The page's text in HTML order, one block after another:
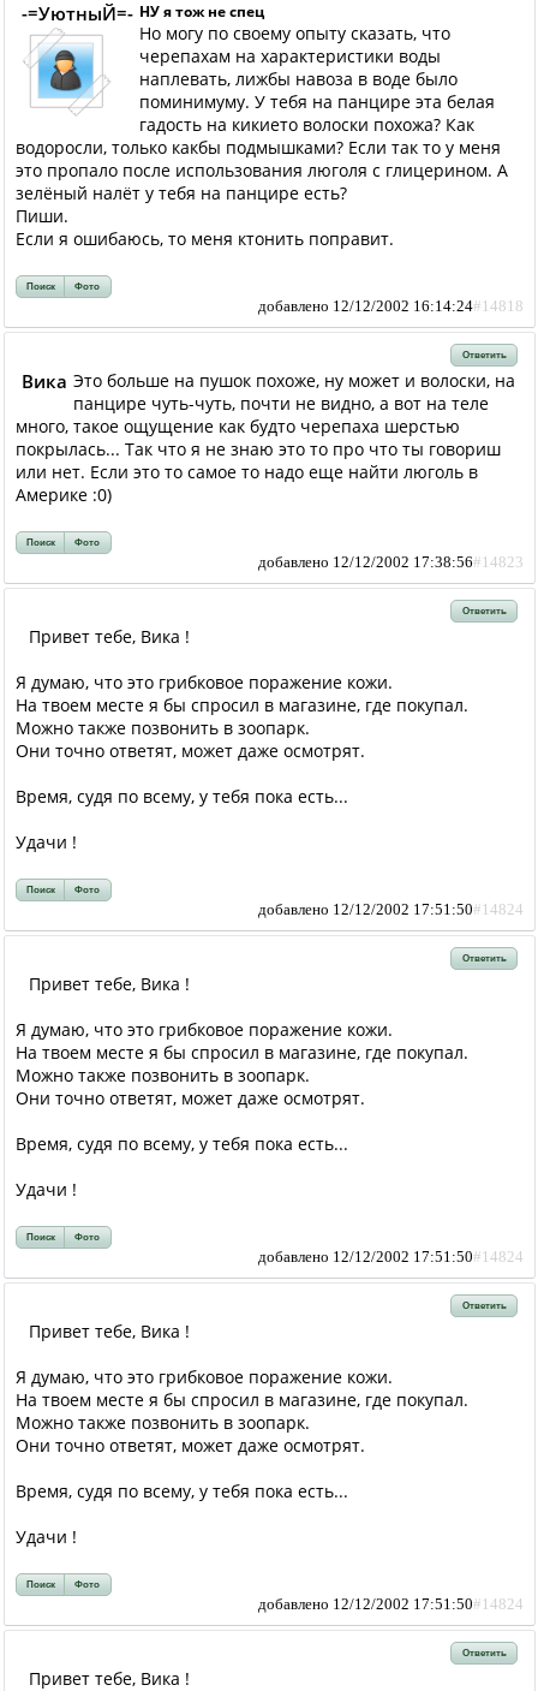
-=УютныЙ=- НУ я тож не спец
Но могу по своему опыту сказать, что
черепахам на характеристики воды
наплевать, лижбы навоза в воде было
поминимуму. У тебя на панцире эта белая
гадость на кикието волоски похожа? Как
водоросли, только какбы подмышками? Если так то у меня
это пропало после использования люголя с глицерином. А
зелёный налёт у тебя на панцире есть?
Пиши.
Если я ошибаюсь, то меня ктонить поправит.
Поиск Фото
добавлено 12/12/2002 16:14:24#14818
Ответить
Вика Это больше на пушок похоже, ну может и волоски, на
панцире чуть-чуть, почти не видно, а вот на теле
много, такое ощущение как будто черепаха шерстью
покрылась... Так что я не знаю это то про что ты говориш
или нет. Если это то самое то надо еще найти люголь в
Америке :0)
Поиск Фото
добавлено 12/12/2002 17:38:56#14823
Ответить
Привет тебе, Вика !
Я думаю, что это грибковое поражение кожи.
На твоем месте я бы спросил в магазине, где покупал.
Можно также позвонить в зоопарк.
Они точно ответят, может даже осмотрят.
Время, судя по всему, у тебя пока есть...
Удачи !
Поиск Фото
добавлено 12/12/2002 17:51:50#14824
Ответить
Привет тебе, Вика !
Я думаю, что это грибковое поражение кожи.
На твоем месте я бы спросил в магазине, где покупал.
Можно также позвонить в зоопарк.
Они точно ответят, может даже осмотрят.
Время, судя по всему, у тебя пока есть...
Удачи !
Поиск Фото
добавлено 12/12/2002 17:51:50#14824
Ответить
Привет тебе, Вика !
Я думаю, что это грибковое поражение кожи.
На твоем месте я бы спросил в магазине, где покупал.
Можно также позвонить в зоопарк.
Они точно ответят, может даже осмотрят.
Время, судя по всему, у тебя пока есть...
Удачи !
Поиск Фото
добавлено 12/12/2002 17:51:50#14824
Ответить
Привет тебе, Вика !